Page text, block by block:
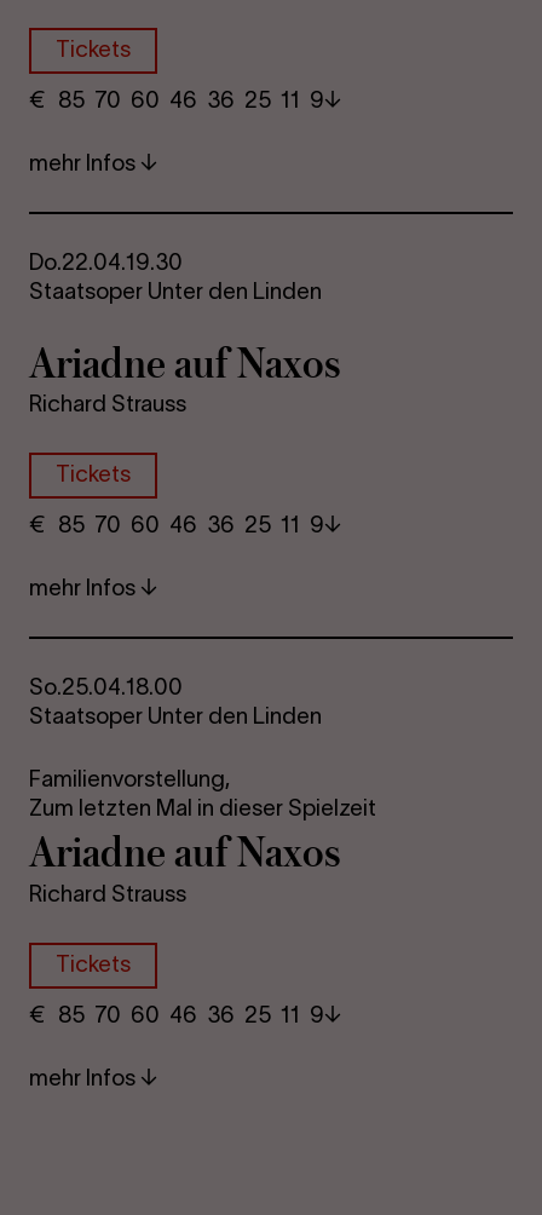
Tickets
€ ​ 85 70 60​ 46 36 25​ 11 9
mehr Infos
Do.22.04.19.30
Staatsoper Unter den Linden
Ari­ad­ne auf Naxos
Richard Strauss
Tickets
€ ​ 85 70 60​ 46 36 25​ 11 9
mehr Infos
So.25.04.18.00
Staatsoper Unter den Linden
Familienvorstellung,
Zum letzten Mal in dieser Spielzeit
Ari­ad­ne auf Naxos
Richard Strauss
Tickets
€ ​ 85 70 60​ 46 36 25​ 11 9
mehr Infos